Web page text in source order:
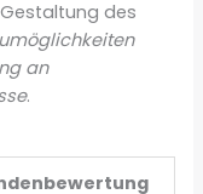
des
an
.